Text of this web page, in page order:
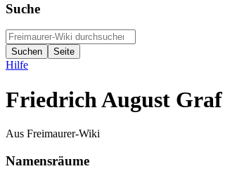
Suche
Hilfe
Friedrich August Graf
Aus Freimaurer-Wiki
Namensräume